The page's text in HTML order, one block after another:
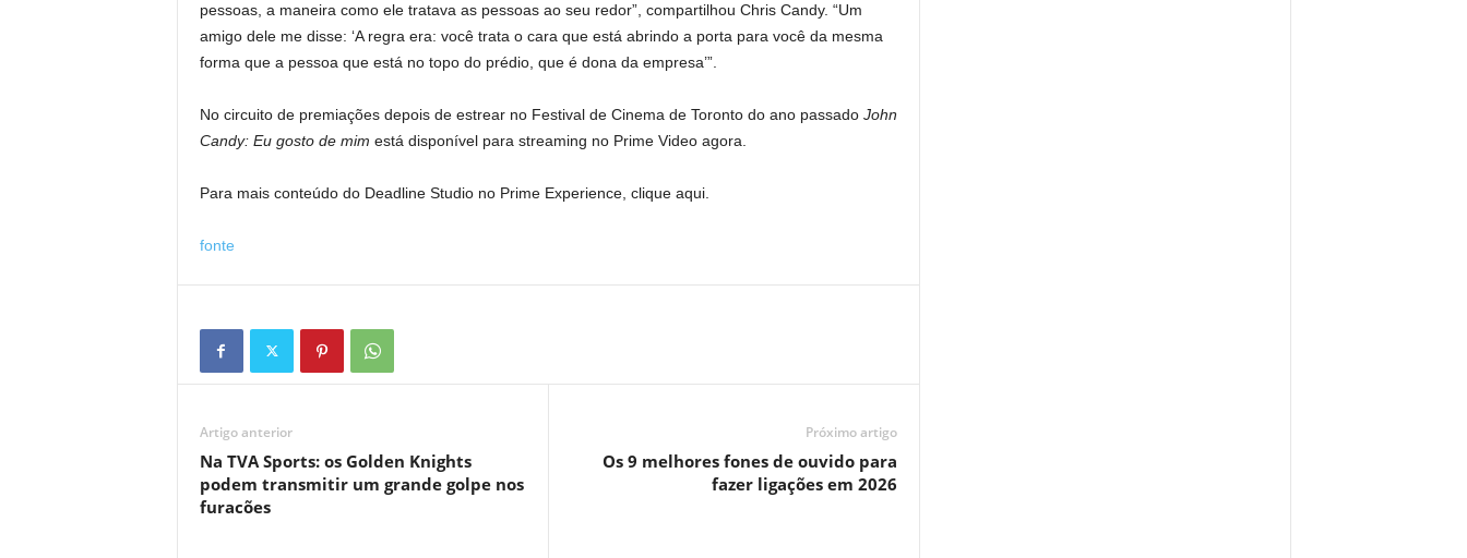
pessoas, a maneira como ele tratava as pessoas ao seu redor”, compartilhou Chris Candy. “Um
amigo dele me disse: ‘A regra era: você trata o cara que está abrindo a porta para você da mesma
forma que a pessoa que está no topo do prédio, que é dona da empresa’”.
No circuito de premiações depois de estrear no Festival de Cinema de Toronto do ano passado John
Candy: Eu gosto de mim está disponível para streaming no Prime Video agora.
Para mais conteúdo do Deadline Studio no Prime Experience, clique aqui.
fonte
Artigo anterior
Na TVA Sports: os Golden Knights
podem transmitir um grande golpe nos
furacões
Próximo artigo
Os 9 melhores fones de ouvido para
fazer ligações em 2026